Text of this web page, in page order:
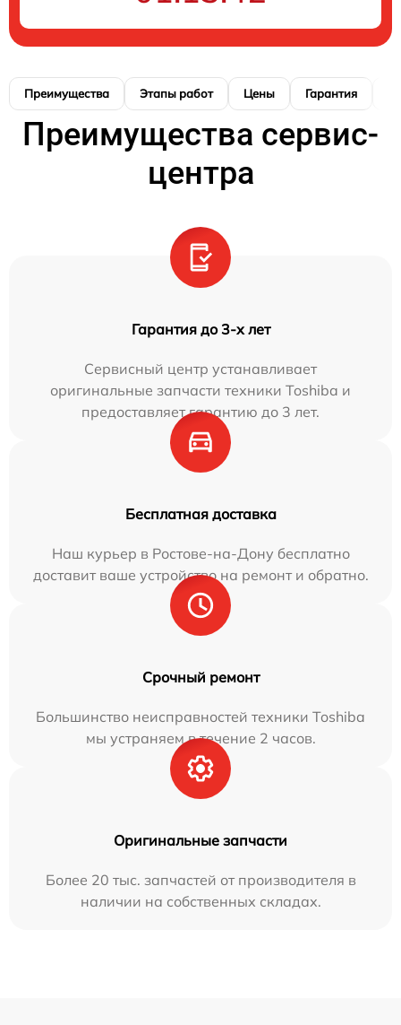
Преимущества Этапы работ Цены Гарантия
Преимущества сервис-
центра
Гарантия до 3-х лет
Сервисный центр устанавливает
оригинальные запчасти техники Toshiba и
предоставляет гарантию до 3 лет.
Бесплатная доставка
Наш курьер в Ростове-на-Дону бесплатно
доставит ваше устройство на ремонт и обратно.
Срочный ремонт
Большинство неисправностей техники Toshiba
мы устраняем в течение 2 часов.
Оригинальные запчасти
Более 20 тыс. запчастей от производителя в
наличии на собственных складах.